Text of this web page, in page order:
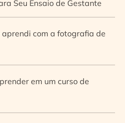
Seu Ensaio de Gestante
com a fotografia de
em um curso de